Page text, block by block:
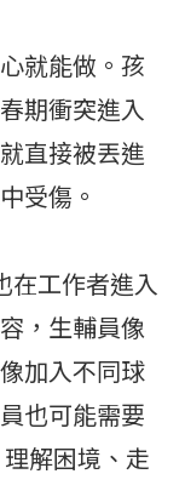
就能做。孩
期衝突進入
直接被丟進
受傷。
在工作者進入
，生輔員像
加入不同球
也可能需要
解困境、走